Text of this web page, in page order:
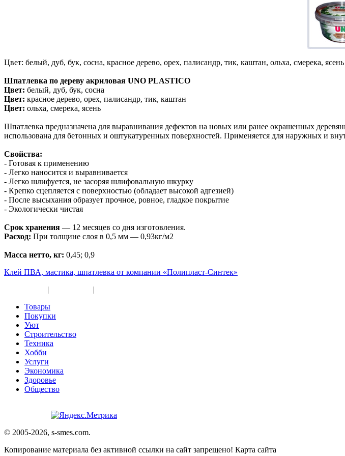
Цвет: белый, дуб, бук, сосна, красное дерево, орех, палисандр, тик, каштан, ольха, смерека,
Шпатлевка по дереву акриловая UNO PLASTICO
Цвет: белый, дуб, бук, сосна
Цвет: красное дерево, орех, палисандр, тик, каштан
Цвет: ольха, смерека, ясень
Шпатлевка предназначена для выравнивания дефектов на новых или ранее окрашенных
использована для бетонных и оштукатуренных поверхностей. Применяется для наружных и
Свойства:
- Готовая к применению
- Легко наносится и выравнивается
- Легко шлифуется, не засоряя шлифовальную шкурку
- Крепко сцепляется с поверхностью (обладает высокой адгезией)
- После высыхания образует прочное, ровное, гладкое покрытие
- Экологически чистая
Срок хранения — 12 месяцев со дня изготовления.
Расход: При толщине слоя в 0,5 мм — 0,93кг/м2
Масса нетто, кг: 0,45; 0,9
Клей ПВА, мастика, шпатлевка от компании «Полипласт-Синтек»
| |
Товары
Покупки
Уют
Строительство
Техника
Хобби
Услуги
Экономика
Здоровье
Общество
© 2005-2026, s-smes.com.
Копирование материала без активной ссылки на сайт запрещено! Карта сайта